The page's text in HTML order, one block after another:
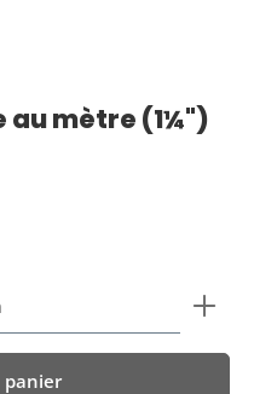
mètre (1¼")
la quantité